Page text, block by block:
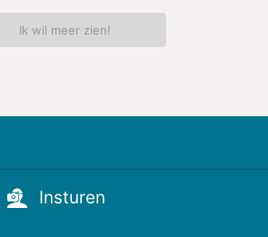
Ik wil meer zien!
Insturen